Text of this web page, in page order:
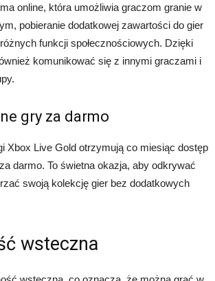
online, która umożliwia graczom granie w
pobieranie dodatkowej zawartości do gier
funkcji społecznościowych. Dzięki
komunikować się z innymi graczami i
gry za darmo
Xbox Live Gold otrzymują co miesiąc dostęp
darmo. To świetna okazja, aby odkrywać
swoją kolekcję gier bez dodatkowych
wsteczna